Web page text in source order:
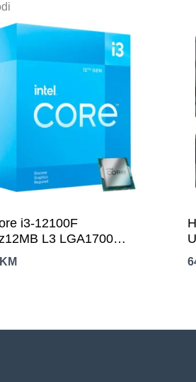
i3-12100F
L3 LGA1700
Lake,bez grafike
KM